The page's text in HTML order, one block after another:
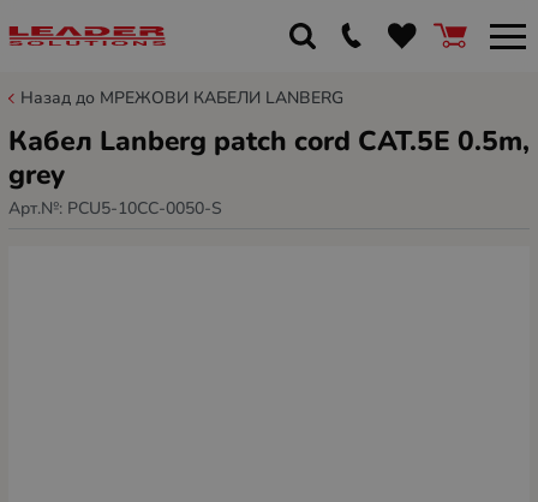
Назад до МРЕЖОВИ КАБЕЛИ LANBERG
Кабел Lanberg patch cord CAT.5E 0.5m,
grey
Арт.№: PCU5-10CC-0050-S